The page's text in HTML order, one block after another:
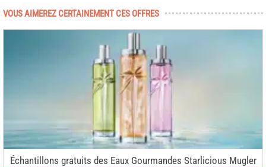
VOUS AIMEREZ CERTAINEMENT CES OFFRES
Échantillons gratuits des Eaux Gourmandes Starlicious Mugler